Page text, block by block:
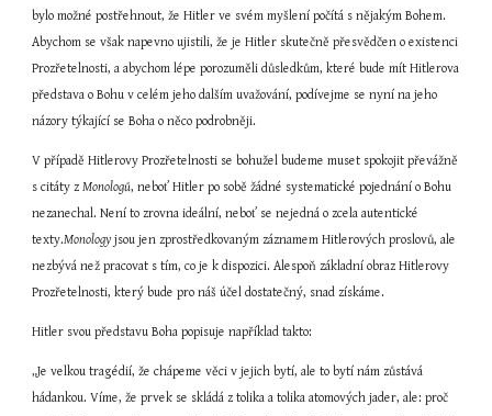
bylo možné postřehnout, že Hitler ve svém myšlení počítá s nějakým Bohem.
Abychom se však napevno ujistili, že je Hitler skutečně přesvědčen o existenci
Prozřetelnosti, a abychom lépe porozuměli důsledkům, které bude mít Hitlerova
představa o Bohu v celém jeho dalším uvažování, podívejme se nyní na jeho
názory týkající se Boha o něco podrobněji.
V případě Hitlerovy Prozřetelnosti se bohužel budeme muset spokojit převážně
s citáty z Monologů, neboť Hitler po sobě žádné systematické pojednání o Bohu
nezanechal. Není to zrovna ideální, neboť se nejedná o zcela autentické
texty.Monology jsou jen zprostředkovaným záznamem Hitlerových proslovů, ale
nezbývá než pracovat s tím, co je k dispozici. Alespoň základní obraz Hitlerovy
Prozřetelnosti, který bude pro náš účel dostatečný, snad získáme.
Hitler svou představu Boha popisuje například takto:
„Je velkou tragédií, že chápeme věci v jejich bytí, ale to bytí nám zůstává
hádankou. Víme, že prvek se skládá z tolika a tolika atomových jader, ale: proč